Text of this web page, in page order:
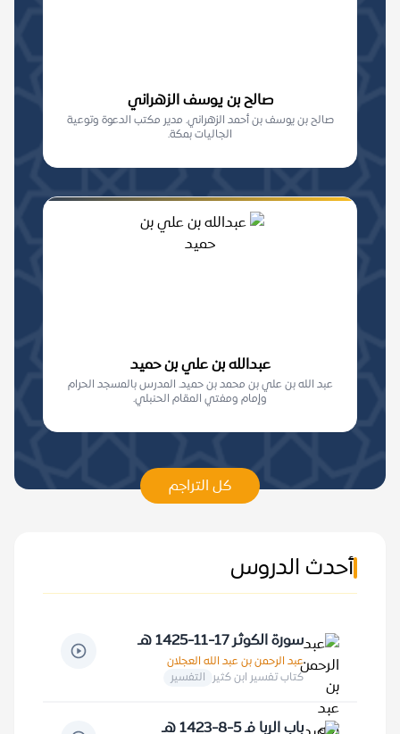
صالح بن يوسف الزهراني
صالح بن يوسف بن أحمد الزهراني. مدير مكتب الدعوة وتوعية
الجاليات بمكة.
عبدالله بن علي بن حميد
عبد الله بن علي بن محمد بن حميد. المدرس بالمسجد الحرام
وإمام ومفتي المقام الحنبلي.
كل التراجم
أحدث الدروس
سورة الكوثر 17-11-1425 هـ
عبد الرحمن بن عبد الله العجلان
كتاب تفسير ابن كثير التفسير
باب الربا فـ 5-8-1423 هـ